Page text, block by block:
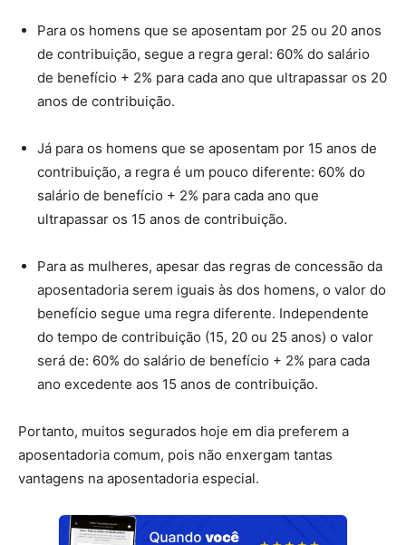
Para os homens que se aposentam por 25 ou 20 anos
de contribuição, segue a regra geral: 60% do salário
de benefício + 2% para cada ano que ultrapassar os 20
anos de contribuição.
Já para os homens que se aposentam por 15 anos de
contribuição, a regra é um pouco diferente: 60% do
salário de benefício + 2% para cada ano que
ultrapassar os 15 anos de contribuição.
Para as mulheres, apesar das regras de concessão da
aposentadoria serem iguais às dos homens, o valor do
benefício segue uma regra diferente. Independente
do tempo de contribuição (15, 20 ou 25 anos) o valor
será de: 60% do salário de benefício + 2% para cada
ano excedente aos 15 anos de contribuição.
Portanto, muitos segurados hoje em dia preferem a
aposentadoria comum, pois não enxergam tantas
vantagens na aposentadoria especial.